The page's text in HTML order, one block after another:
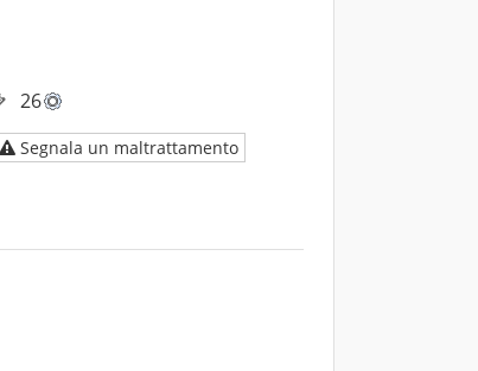
26
Segnala un maltrattamento